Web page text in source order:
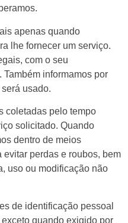
apenas quando
lhe fornecer um serviço.
com o seu
informamos por
usado.
coletadas pelo tempo
solicitado. Quando
dentro de meios
perdas e roubos, bem
uso ou modificação não
de identificação pessoal
quando exigido por